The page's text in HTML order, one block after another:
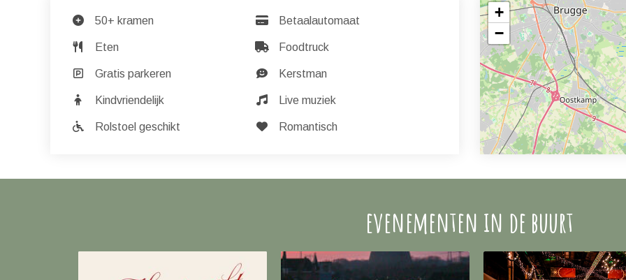
50+ kramen Betaalautomaat
Eten Foodtruck
Gratis parkeren Kerstman
Kindvriendelijk Live muziek
Rolstoel geschikt Romantisch
+
−
evenementen in de buurt